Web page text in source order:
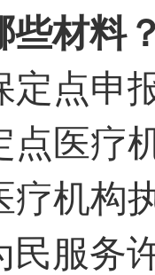
些材料
定点申
点医疗
疗机
民服务